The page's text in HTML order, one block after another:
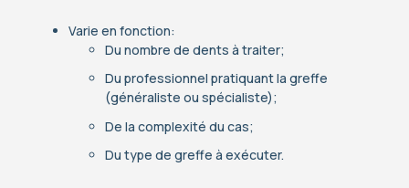
Varie en fonction:
Du nombre de dents à traiter;
Du professionnel pratiquant la greffe
(généraliste ou spécialiste);
De la complexité du cas;
Du type de greffe à exécuter.